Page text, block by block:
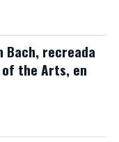
Bach, recreada
the Arts, en